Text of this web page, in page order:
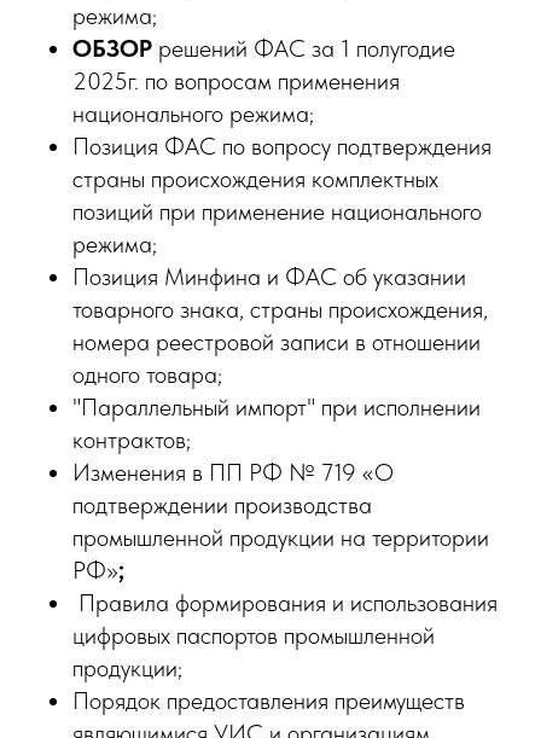
режима;
ОБЗОР решений ФАС за 1 полугодие
2025г. по вопросам применения
национального режима;
Позиция ФАС по вопросу подтверждения
страны происхождения комплектных
позиций при применение национального
режима;
Позиция Минфина и ФАС об указании
товарного знака, страны происхождения,
номера реестровой записи в отношении
одного товара;
"Параллельный импорт" при исполнении
контрактов;
Изменения в ПП РФ № 719 «О
подтверждении производства
промышленной продукции на территории
РФ»;
Правила формирования и использования
цифровых паспортов промышленной
продукции;
Порядок предоставления преимуществ